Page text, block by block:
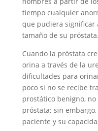
tiempo cualquier
que pudiera significar
tamaño de su próstata.
Cuando la próstata
orina a través de la
dificultades para
poco si no se recibe
prostático benigno,
próstata; sin
paciente y su